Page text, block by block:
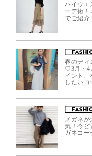
ハイウエ
ーデ術！
でご紹介
春のディ
♡3月・4
イント、
したいコ
メガネが
気！今ど
ガネコー